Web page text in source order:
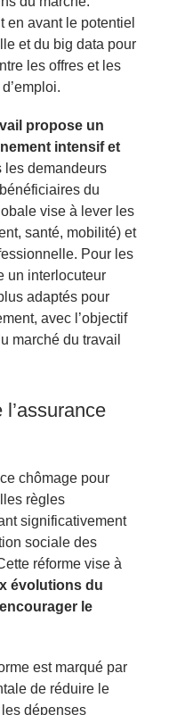
en avant le potentiel
et du big data pour
les offres et les
propose un
intensif et
les demandeurs
du
vise à lever les
santé, mobilité) et
Pour les
un interlocuteur
adaptés pour
avec l’objectif
marché du travail
chômage pour
règles
significativement
sociale des
réforme vise à
évolutions du
le
est marqué par
de réduire le
dépenses